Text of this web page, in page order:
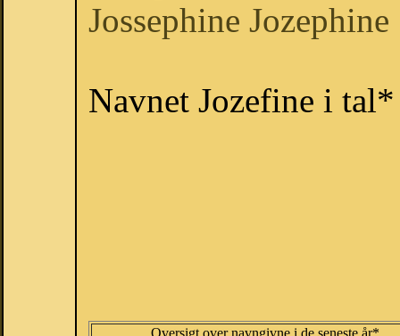
Jossephine Jozephine
Navnet Jozefine i tal*